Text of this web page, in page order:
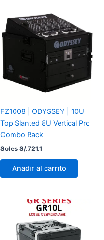
FZ1008 | ODYSSEY | 10U
Top Slanted 8U Vertical Pro
Combo Rack
Soles S/.721.1
Añadir al carrito